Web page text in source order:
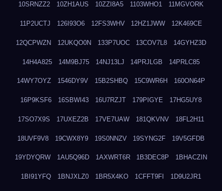
10SRNZZ2 10ZH1AUS 10ZZI8A5 1103WHO1 11MGVORK
11P2UCTJ 126I93O6 12FS3WHV 12HZ1JWW 12K469CE
12QCPWZN 12UKQO0N 133P7UOC 13COV7L8 14GYHZ3D
14H4A825 14M9BJ75 14NJ13LJ 14PRJLGB 14PRLC85
14WY7OYZ 1546DY9V 15B2SHBQ 15C9WR6H 160ON64P
16P9KSF6 16SBWI43 16U7RZJT 179PIGYE 17HG5UY8
17SO7X9S 17UXEZ2B 17VE7UAW 181QKVNV 18FL2H11
18UVF9V8 19CWX8Y9 19S0NNZV 19SYNG2F 19V5GFDB
19YDYQRW 1AU5Q96D 1AXWRT6R 1B3DEC8P 1BHACZIN
1BI91YFQ 1BNJXLZ0 1BR5X4KO 1CFFT9FI 1D9U2JR1